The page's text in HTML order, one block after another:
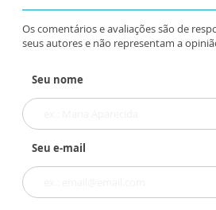
Os comentários e avaliações são de
seus autores e não representam a
Seu nome
Seu e-mail